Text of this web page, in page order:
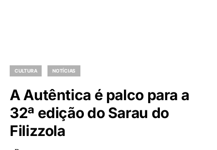
CULTURA NOTÍCIAS
A Autêntica é palco para a
32ª edição do Sarau do
Filizzola